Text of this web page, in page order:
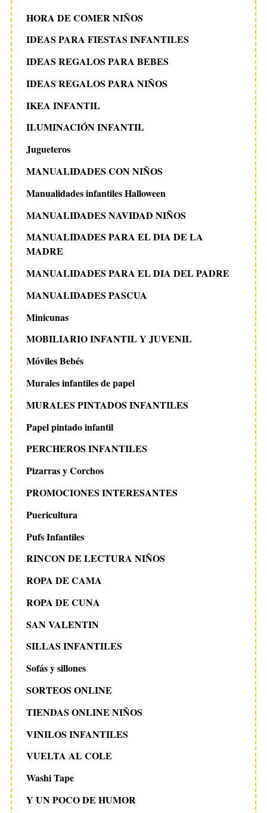
HORA DE COMER NIÑOS
IDEAS PARA FIESTAS INFANTILES
IDEAS REGALOS PARA BEBES
IDEAS REGALOS PARA NIÑOS
IKEA INFANTIL
ILUMINACIÓN INFANTIL
Jugueteros
MANUALIDADES CON NIÑOS
Manualidades infantiles Halloween
MANUALIDADES NAVIDAD NIÑOS
MANUALIDADES PARA EL DIA DE LA
MADRE
MANUALIDADES PARA EL DIA DEL PADRE
MANUALIDADES PASCUA
Minicunas
MOBILIARIO INFANTIL Y JUVENIL
Móviles Bebés
Murales infantiles de papel
MURALES PINTADOS INFANTILES
Papel pintado infantil
PERCHEROS INFANTILES
Pizarras y Corchos
PROMOCIONES INTERESANTES
Puericultura
Pufs Infantiles
RINCON DE LECTURA NIÑOS
ROPA DE CAMA
ROPA DE CUNA
SAN VALENTIN
SILLAS INFANTILES
Sofás y sillones
SORTEOS ONLINE
TIENDAS ONLINE NIÑOS
VINILOS INFANTILES
VUELTA AL COLE
Washi Tape
Y UN POCO DE HUMOR